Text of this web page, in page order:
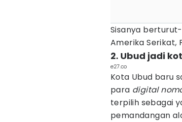
Sisanya
Amerika Serikat,
2. Ubud jadi
e27.co
Kota Ubud baru
para digital
terpilih sebagai
pemandangan